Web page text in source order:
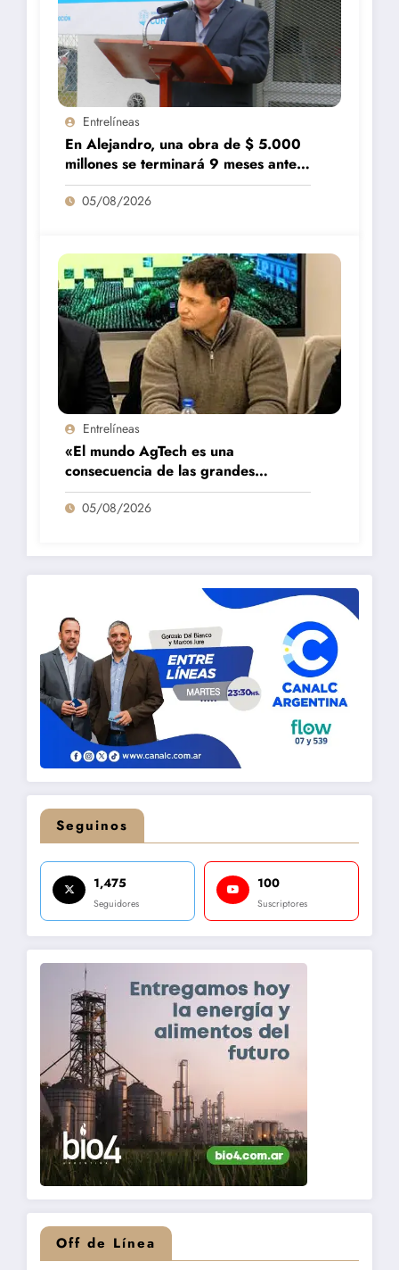
Entrelíneas
En Alejandro, una obra de $ 5.000
millones se terminará 9 meses antes
de lo previsto
05/08/2026
Entrelíneas
«El mundo AgTech es una
consecuencia de las grandes
fortalezas que tenemos en la región»
05/08/2026
Seguinos
1,475
Seguidores
100
Suscriptores
Off de Línea